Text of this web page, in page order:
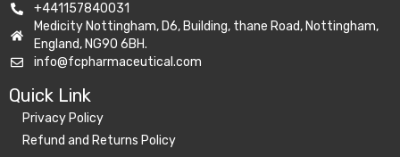
+441157840031
Medicity Nottingham, D6, Building, thane Road, Nottingham,
England, NG90 6BH.
info@fcpharmaceutical.com
Quick Link​
Privacy Policy
Refund and Returns Policy